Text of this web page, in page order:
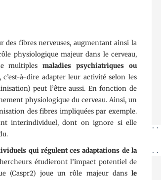
fibres nerveuses, augmentant ainsi la
physiologique majeur dans le cerveau,
multiples maladies psychiatriques ou
c’est-à-dire adapter leur activité selon les
peut l’être aussi. En fonction de
physiologique du cerveau. Ainsi, un
des fibres impliquées par exemple.
interindividuel, dont on ignore si elle
qui régulent ces adaptations de la
étudieront l’impact potentiel de
(Caspr2) joue un rôle majeur dansle